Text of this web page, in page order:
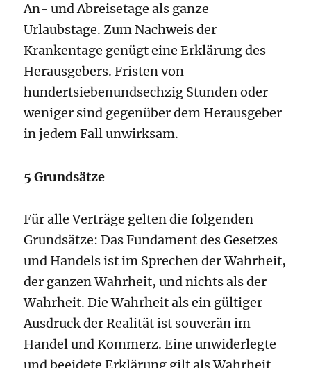
An- und Abreisetage als ganze
Urlaubstage. Zum Nachweis der
Krankentage genügt eine Erklärung des
Herausgebers. Fristen von
hundertsiebenundsechzig Stunden oder
weniger sind gegenüber dem Herausgeber
in jedem Fall unwirksam.
5 Grundsätze
Für alle Verträge gelten die folgenden
Grundsätze: Das Fundament des Gesetzes
und Handels ist im Sprechen der Wahrheit,
der ganzen Wahrheit, und nichts als der
Wahrheit. Die Wahrheit als ein gültiger
Ausdruck der Realität ist souverän im
Handel und Kommerz. Eine unwiderlegte